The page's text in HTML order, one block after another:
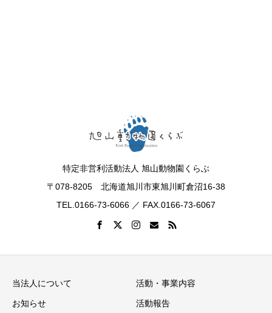
特定非営利活動法人 旭山動物園くらぶ
〒078-8205 北海道旭川市東旭川町倉沼16-38
TEL.0166-73-6066 ／ FAX.0166-73-6067
当法人について 活動・事業内容
お知らせ 活動報告